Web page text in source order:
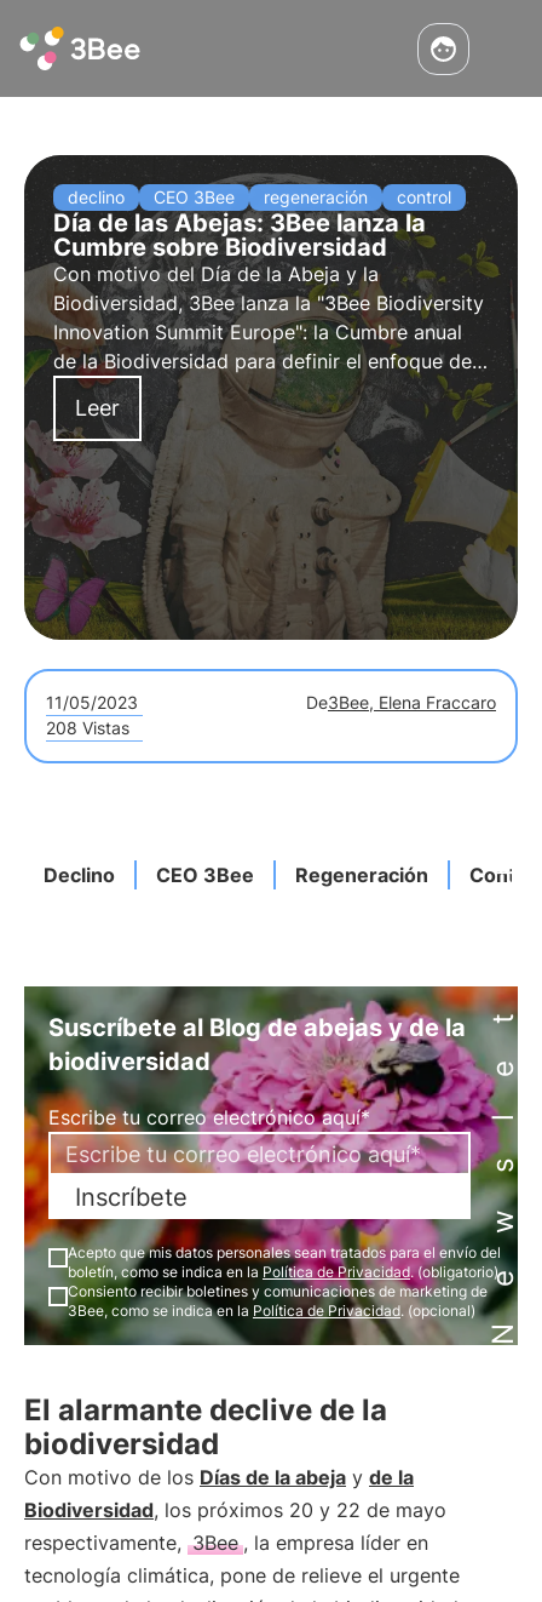
declino CEO 3Bee regeneración control
Día de las Abejas: 3Bee lanza la
Cumbre sobre Biodiversidad
Con motivo delDía de la Abeja y la
Biodiversidad, 3Bee lanza la"3Bee Biodiversity
Innovation Summit Europe": la Cumbre anual
de la Biodiversidad para definir el enfoque de
los tres pilares de 2023 para la protección de
la biodiversidad en las empresas y la economía
internacional.
Leer
11/05/2023 De3Bee, Elena Fraccaro
208 Vistas
Declino CEO 3Bee Regeneración Control
Newsletter
Suscríbete al Blog de abejas y de la
biodiversidad
Escribe tu correo electrónico aquí*
Inscríbete
Acepto que mis datos personales sean tratados para el envío del
boletín, como se indica en la Política de Privacidad. (obligatorio)
Consiento recibir boletines y comunicaciones de marketing de
3Bee, como se indica en la Política de Privacidad. (opcional)
El alarmante declive de la
biodiversidad
Con motivo de los Días de la abeja y de la
Biodiversidad, los próximos 20 y 22 de mayo
respectivamente, 3Bee , la empresa líder en
tecnología climática, pone de relieve el urgente